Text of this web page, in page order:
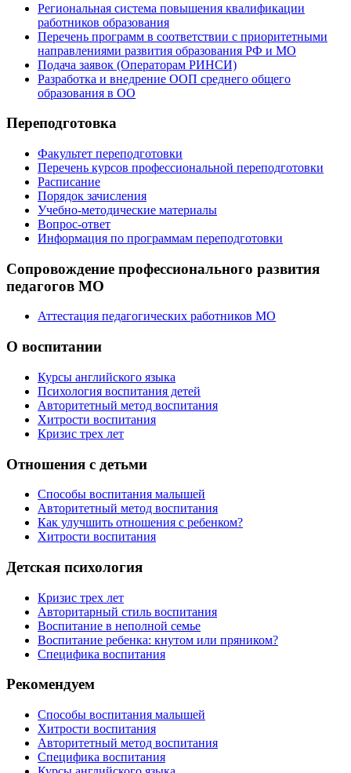
Региональная система повышения квалификации
работников образования
Перечень программ в соответствии с приоритетными
направлениями развития образования РФ и МО
Подача заявок (Операторам РИНСИ)
Разработка и внедрение ООП среднего общего
образования в ОО
Переподготовка
Факультет переподготовки
Перечень курсов профессиональной переподготовки
Расписание
Порядок зачисления
Учебно-методические материалы
Вопрос-ответ
Информация по программам переподготовки
Сопровождение профессионального развития
педагогов МО
Аттестация педагогических работников МО
О воспитании
Курсы английского языка
Психология воспитания детей
Авторитетный метод воспитания
Хитрости воспитания
Кризис трех лет
Отношения с детьми
Способы воспитания малышей
Авторитетный метод воспитания
Как улучшить отношения с ребенком?
Хитрости воспитания
Детская психология
Кризис трех лет
Авторитарный стиль воспитания
Воспитание в неполной семье
Воспитание ребенка: кнутом или пряником?
Специфика воспитания
Рекомендуем
Способы воспитания малышей
Хитрости воспитания
Авторитетный метод воспитания
Специфика воспитания